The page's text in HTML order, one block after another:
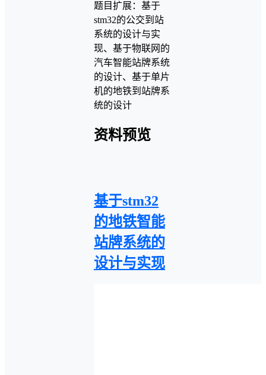
题目扩展：基于
stm32的公交到站
系统的设计与实
现、基于物联网的
汽车智能站牌系统
的设计、基于单片
机的地铁到站牌系
统的设计
资料预览
基于stm32
的地铁智能
站牌系统的
设计与实现